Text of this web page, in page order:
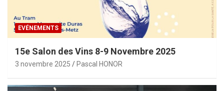
EVÉNEMENTS
15e Salon des Vins 8-9 Novembre 2025
3 novembre 2025 Pascal HONOR